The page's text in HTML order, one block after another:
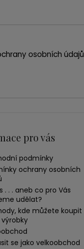
osobních údajů
pro vás
podmínky
ochrany osobních
. . . aneb co pro Vás
udělat?
kde můžete koupit
se jako velkoobchod